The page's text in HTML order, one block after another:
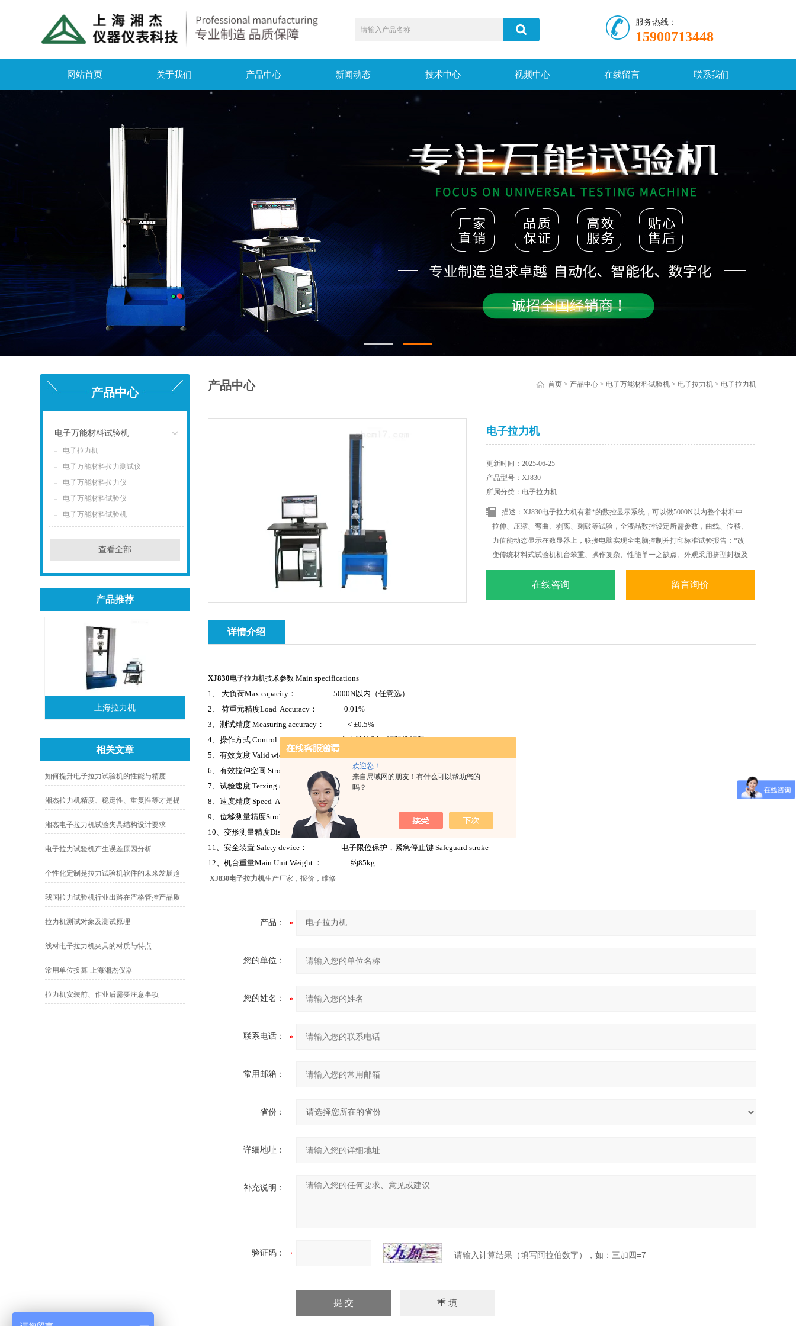
欢迎您！
来自局域网的朋友！有什么可以帮助您的
吗？
服务热线：
15900713448
网站首页 关于我们 产品中心 新闻动态 技术中心 视频中心 在线留言 联系我们
产品中心
电子万能材料试验机
电子拉力机
电子万能材料拉力测试仪
电子万能材料拉力仪
电子万能材料试验仪
电子万能材料试验机
查看全部
产品推荐
上海拉力机
相关文章
如何提升电子拉力试验机的性能与精度
湘杰拉力机精度、稳定性、重复性等才是提
湘杰电子拉力机试验夹具结构设计要求
电子拉力试验机产生误差原因分析
个性化定制是拉力试验机软件的未来发展趋
我国拉力试验机行业出路在严格管控产品质
拉力机测试对象及测试原理
线材电子拉力机夹具的材质与特点
常用单位换算-上海湘杰仪器
拉力机安装前、作业后需要注意事项
产品中心 首页> 产品中心> 电子万能材料试验机> 电子拉力机> 电子拉力机
电子拉力机
更新时间：2025-06-25
产品型号：XJ830
所属分类：电子拉力机
描述：XJ830电子拉力机有着*的数控显示系统，可以做5000N以内整个材料中
拉伸、压缩、弯曲、剥离、刺破等试验，全液晶数控设定所需参数，曲线、位移、
力值能动态显示在数显器上，联接电脑实现全电脑控制并打印标准试验报告；*改
变传统材料式试验机机台笨重、操作复杂、性能单一之缺点。外观采用挤型封板及
高级烤漆处理，更显美观大方。
在线咨询 留言询价
详情介绍
XJ830电子拉力机技术参数 Main specifications
1、 大负荷Max capacity ： 5000N以内（任意选）
2、 荷重元精度Load Accuracy ：
0.01%
3、测试精度 Measuring accuracy ：
< ±0.5%
4、操作方式 Control ：
全电脑控制、打印机打印
5、有效宽度 Valid width
6、有效拉伸空间 Stroke 800mm（根据需要可加高）
7、试验速度 Tetxing speed 0.001~500mm/min
8、速度精度 Speed Accuracy ：±0.5%
9、位移测量精度Stroke Accuracy：±0.5%
10、变形测量精度Displacement Accuracy ±0.5%
11、安全装置 Safety device ： 电子限位保护，紧急停止键 Safeguard stroke
12、机台重量Main Unit Weight ： 约85kg
XJ830电子拉力机生产厂家，报价，维修
产品：
您的单位：
您的姓名：
联系电话：
常用邮箱：
省份：
详细地址：
补充说明：
验证码： 请输入计算结果（填写阿拉伯数字），如：三加四=7